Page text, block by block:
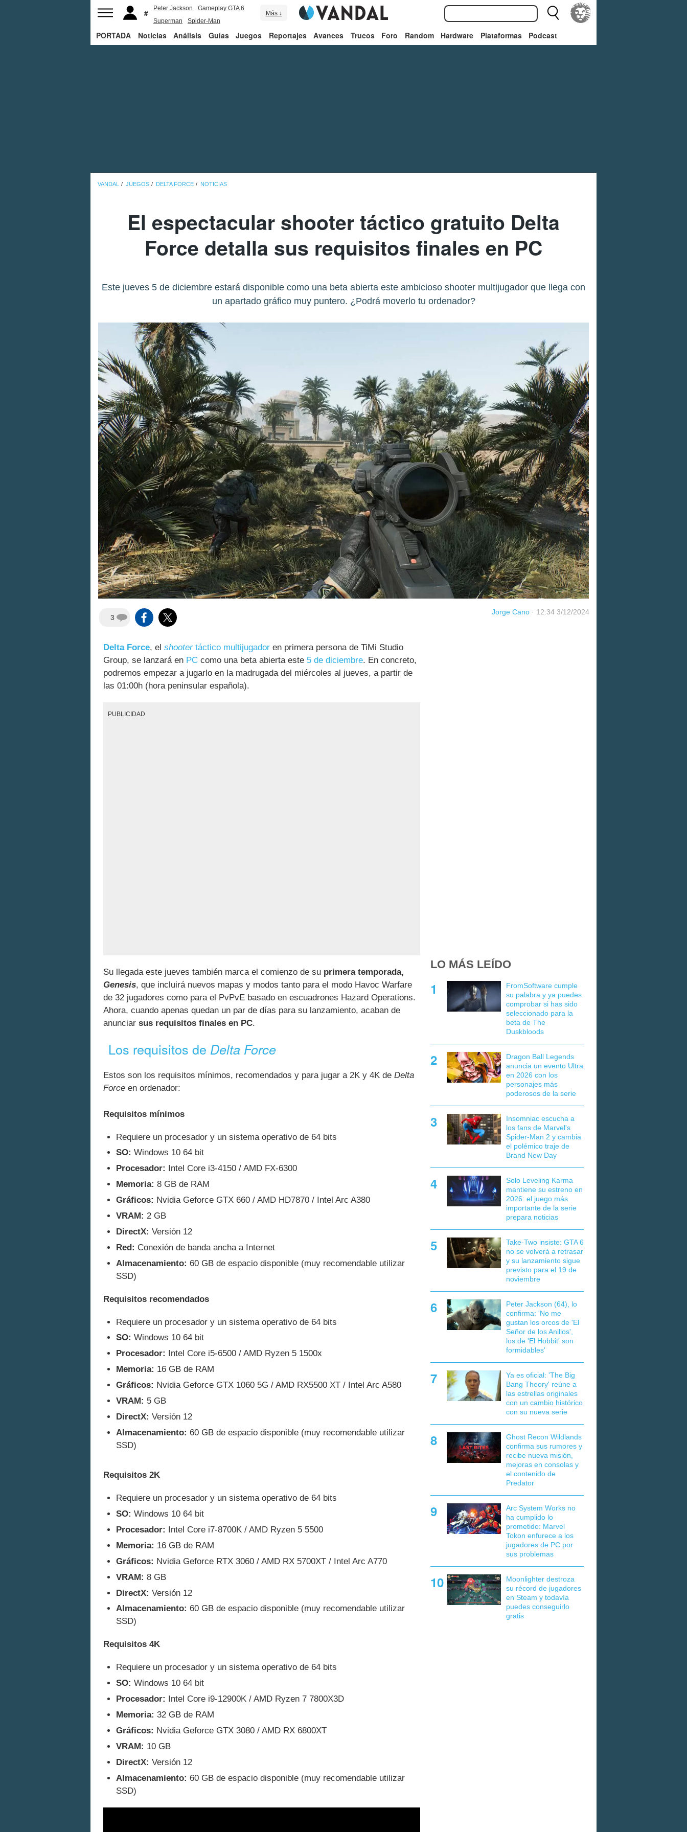
Peter Jackson
Gameplay GTA 6
Superman
Spider-Man
Más ↓
PORTADA Noticias Análisis Guías Juegos Reportajes Avances Trucos Foro Random Hardware Plataformas Podcast
VANDAL JUEGOS DELTA FORCE NOTICIAS
El espectacular shooter táctico gratuito Delta
Force detalla sus requisitos finales en PC
Este jueves 5 de diciembre estará disponible como una beta abierta este ambicioso shooter multijugador que llega con
un apartado gráfico muy puntero. ¿Podrá moverlo tu ordenador?
3
Jorge Cano · 12:34 3/12/2024
Delta Force, el shootertáctico multijugador en primera persona de TiMi Studio
Group, se lanzará en PC como una beta abierta este 5 de diciembre. En concreto,
podremos empezar a jugarlo en la madrugada del miércoles al jueves, a partir de
las 01:00h (hora peninsular española).
PUBLICIDAD
Su llegada este jueves también marca el comienzo de su primera temporada,
Genesis, que incluirá nuevos mapas y modos tanto para el modo Havoc Warfare
de 32 jugadores como para el PvPvE basado en escuadrones Hazard Operations.
Ahora, cuando apenas quedan un par de días para su lanzamiento, acaban de
anunciar sus requisitos finales en PC.
Los requisitos de Delta Force
Estos son los requisitos mínimos, recomendados y para jugar a 2K y 4K de Delta
Force en ordenador:
Requisitos mínimos
Requiere un procesador y un sistema operativo de 64 bits
SO: Windows 10 64 bit
Procesador:
Intel Core i3-4150 / AMD FX-6300
Memoria: 8 GB de RAM
Gráficos: Nvidia Geforce GTX 660 / AMD HD7870 / Intel Arc A380
VRAM: 2 GB
DirectX: Versión 12
Red: Conexión de banda ancha a Internet
Almacenamiento: 60 GB de espacio disponible (muy recomendable utilizar
SSD)
Requisitos recomendados
Requiere un procesador y un sistema operativo de 64 bits
SO: Windows 10 64 bit
Procesador:
Intel Core i5-6500 / AMD Ryzen 5 1500x
Memoria: 16 GB de RAM
Gráficos: Nvidia Geforce GTX 1060 5G / AMD RX5500 XT / Intel Arc A580
VRAM: 5 GB
DirectX: Versión 12
Almacenamiento: 60 GB de espacio disponible (muy recomendable utilizar
SSD)
Requisitos 2K
Requiere un procesador y un sistema operativo de 64 bits
SO: Windows 10 64 bit
Procesador: Intel Core i7-8700K / AMD Ryzen 5 5500
Memoria: 16 GB de RAM
Gráficos: Nvidia Geforce RTX 3060 / AMD RX 5700XT / Intel Arc A770
VRAM: 8 GB
DirectX: Versión 12
Almacenamiento: 60 GB de espacio disponible (muy recomendable utilizar
SSD)
Requisitos 4K
Requiere un procesador y un sistema operativo de 64 bits
SO: Windows 10 64 bit
Procesador:
Intel Core i9-12900K / AMD Ryzen 7 7800X3D
Memoria: 32 GB de RAM
Gráficos: Nvidia Geforce GTX 3080 / AMD RX 6800XT
VRAM: 10 GB
DirectX: Versión 12
Almacenamiento: 60 GB de espacio disponible (muy recomendable utilizar
SSD)
LO MÁS LEÍDO
FromSoftware cumple
su palabra y ya puedes
comprobar si has sido
seleccionado para la
beta de The
Duskbloods
Dragon Ball Legends
anuncia un evento Ultra
en 2026 con los
personajes más
poderosos de la serie
Insomniac escucha a
los fans de Marvel's
Spider-Man 2 y cambia
el polémico traje de
Brand New Day
Solo Leveling Karma
mantiene su estreno en
2026: el juego más
importante de la serie
prepara noticias
Take-Two insiste: GTA 6
no se volverá a retrasar
y su lanzamiento sigue
previsto para el 19 de
noviembre
Peter Jackson (64), lo
confirma: 'No me
gustan los orcos de 'El
Señor de los Anillos',
los de 'El Hobbit' son
formidables'
Ya es oficial: 'The Big
Bang Theory' reúne a
las estrellas originales
con un cambio histórico
con su nueva serie
Ghost Recon Wildlands
confirma sus rumores y
recibe nueva misión,
mejoras en consolas y
el contenido de
Predator
Arc System Works no
ha cumplido lo
prometido: Marvel
Tokon enfurece a los
jugadores de PC por
sus problemas
Moonlighter destroza
su récord de jugadores
en Steam y todavía
puedes conseguirlo
gratis